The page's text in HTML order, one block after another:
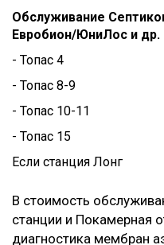
Обслуживание
Евробион/ЮниЛос и др.
- Топас 4
- Топас 8-9
- Топас 10-11
- Топас 15
Если станция Лонг
В стоимость
станции и Покамерная
диагностика мембран